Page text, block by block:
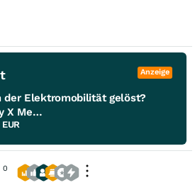
Anzeige
der Elektromobilität gelöst?
Battery X Metals
EUR
0